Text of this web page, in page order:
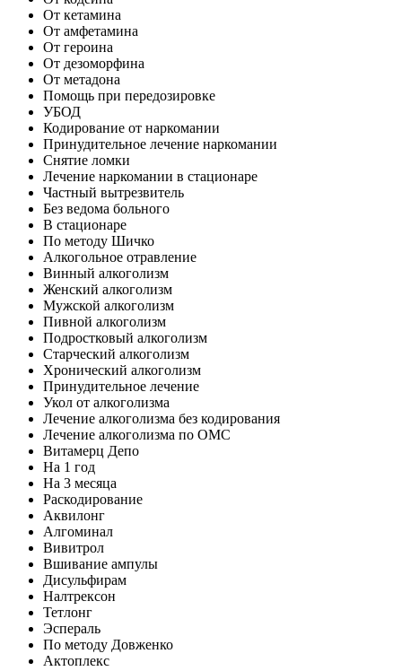
От кетамина
От амфетамина
От героина
От дезоморфина
От метадона
Помощь при передозировке
УБОД
Кодирование от наркомании
Принудительное лечение наркомании
Снятие ломки
Лечение наркомании в стационаре
Частный вытрезвитель
Без ведома больного
В стационаре
По методу Шичко
Алкогольное отравление
Винный алкоголизм
Женский алкоголизм
Мужской алкоголизм
Пивной алкоголизм
Подростковый алкоголизм
Старческий алкоголизм
Хронический алкоголизм
Принудительное лечение
Укол от алкоголизма
Лечение алкоголизма без кодирования
Лечение алкоголизма по ОМС
Витамерц Депо
На 1 год
На 3 месяца
Раскодирование
Аквилонг
Алгоминал
Вивитрол
Вшивание ампулы
Дисульфирам
Налтрексон
Тетлонг
Эспераль
По методу Довженко
Актоплекс